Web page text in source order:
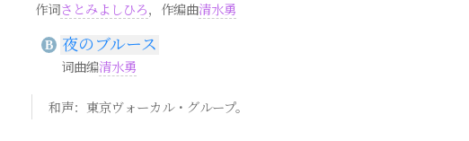
作词さとみよしひろ，作编曲清水勇
B 夜のブルース
词曲编清水勇
和声：東京ヴォーカル・グループ。